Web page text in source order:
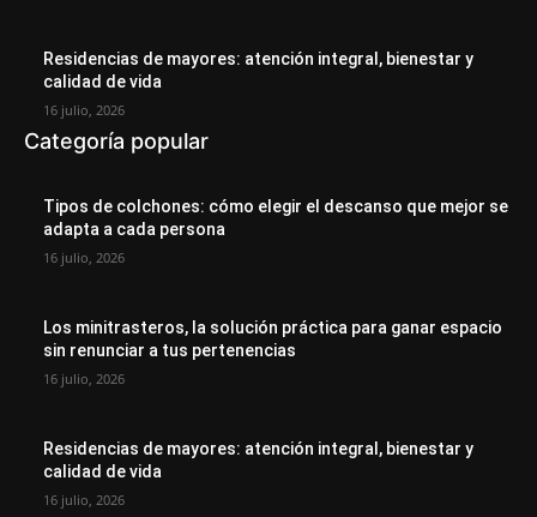
Residencias de mayores: atención integral, bienestar y
calidad de vida
16 julio, 2026
Categoría popular
Tipos de colchones: cómo elegir el descanso que mejor se
adapta a cada persona
16 julio, 2026
Los minitrasteros, la solución práctica para ganar espacio
sin renunciar a tus pertenencias
16 julio, 2026
Residencias de mayores: atención integral, bienestar y
calidad de vida
16 julio, 2026